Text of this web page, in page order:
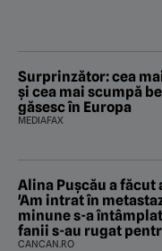
Surprinzător: cea
și cea mai scumpă
găsesc în Europa
MEDIAFAX
Alina Pușcău a
'Am intrat în
minune s-a
fanii s-au rugat
CANCAN.RO